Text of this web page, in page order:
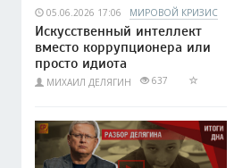
05.06.2026 17:06 МИРОВОЙ КРИЗИС
Искусственный интеллект
вместо коррупционера или
просто идиота
МИХАИЛ ДЕЛЯГИН 637